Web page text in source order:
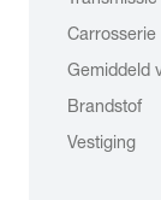
Carrosserie
Gemiddeld
Brandstof
Vestiging